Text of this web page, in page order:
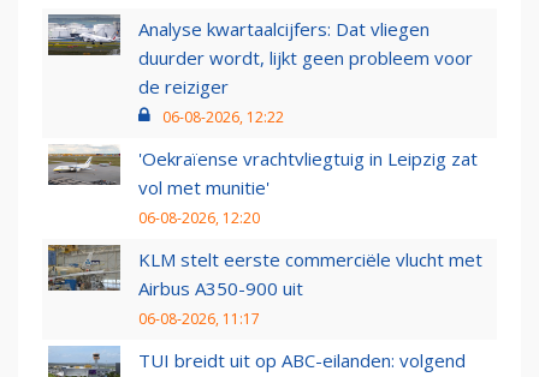
Analyse kwartaalcijfers: Dat vliegen
duurder wordt, lijkt geen probleem voor
de reiziger
06-08-2026, 12:22
'Oekraïense vrachtvliegtuig in Leipzig zat
vol met munitie'
06-08-2026, 12:20
KLM stelt eerste commerciële vlucht met
Airbus A350-900 uit
06-08-2026, 11:17
TUI breidt uit op ABC-eilanden: volgend